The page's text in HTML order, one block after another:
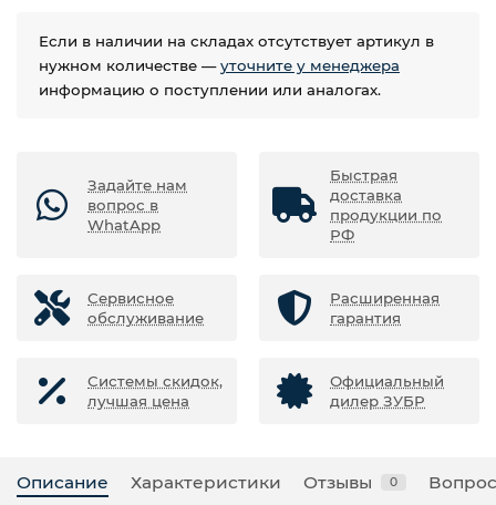
Если в наличии на складах отсутствует артикул в
нужном количестве —уточните у менеджера
информацию о поступлении или аналогах.
Задайте нам
вопрос в
WhatApp
Быстрая
доставка
продукции по
РФ
Сервисное
обслуживание
Расширенная
гарантия
Системы скидок,
лучшая цена
Официальный
дилер ЗУБР
Описание Характеристики Отзывы 0